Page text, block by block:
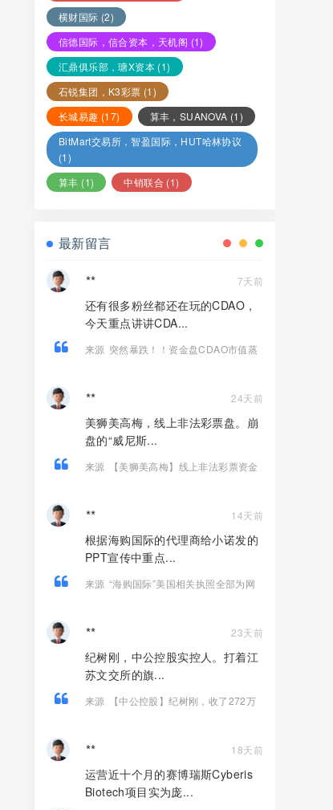
横财国际 (2)
信德国际，信合资本，天机阁 (1)
汇鼎俱乐部，瑭X资本 (1)
石锐集团，K3彩票 (1)
长城易趣 (17) 算丰，SUANOVA (1)
BitMart交易所，智盈国际，HUT哈林协议
(1)
算丰 (1) 中销联合 (1)
最新留言
** 7天前
还有很多粉丝都还在玩的CDAO，
今天重点讲讲CDA...
来源 突然暴跌！！资金盘CDAO市值蒸
** 24天前
美狮美高梅，线上非法彩票盘。崩
盘的“威尼斯...
来源
【美狮美高梅】线上非法彩票资金
** 14天前
根据海购国际的代理商给小诺发的
PPT宣传中重点...
来源 “海购国际”美国相关执照全部为网
** 23天前
纪树刚，中公控股实控人。打着江
苏文交所的旗...
来源
【中公控股】纪树刚，收了272万
** 18天前
运营近十个月的赛博瑞斯Cyberis
Biotech项目实为庞...